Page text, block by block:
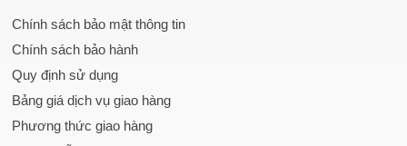
Chính sách bảo mật thông tin
Chính sách bảo hành
Quy định sử dụng
Bảng giá dịch vụ giao hàng
Phương thức giao hàng